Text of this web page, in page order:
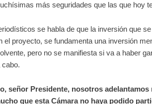
más seguridades que las que hoy
se habla de que la inversión que
el proyecto, se fundamenta una inversión
pero no se manifiesta si va a haber
cabo.
señor Presidente, nosotros
que esta Cámara no haya podido